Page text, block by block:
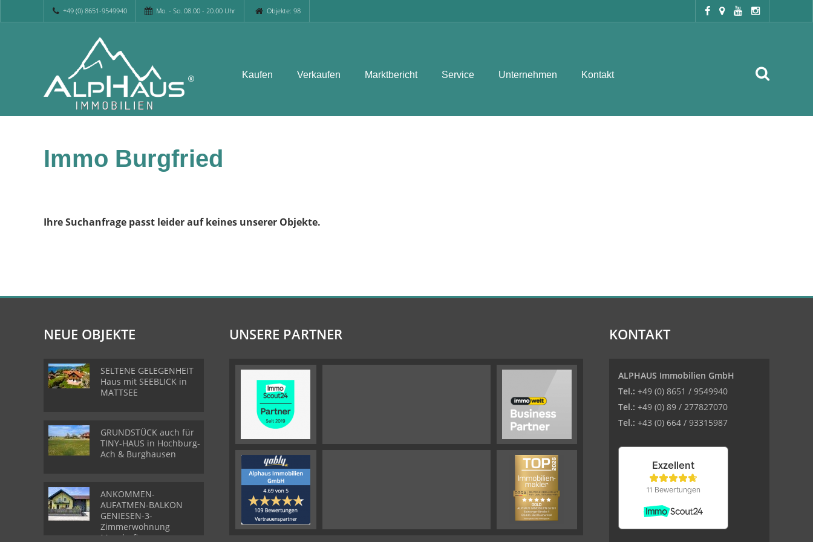
+49 (0) 8651-9549940 Mo. - So. 08.00 - 20.00 Uhr Objekte: 98
Kaufen Verkaufen Marktbericht Service Unternehmen Kontakt
Immo Burgfried
Ihre Suchanfrage passt leider auf keines unserer Objekte.
NEUE OBJEKTE
SELTENE GELEGENHEIT
Haus mit SEEBLICK in
MATTSEE
GRUNDSTÜCK auch für
TINY-HAUS in Hochburg-
Ach & Burghausen
ANKOMMEN-
AUFATMEN-BALKON
GENIESEN-3-
Zimmerwohnung
Munderfing
UNSERE PARTNER KONTAKT
ALPHAUS Immobilien GmbH
Tel.: +49 (0) 8651 / 9549940
Tel.: +49 (0) 89 / 277827070
Tel.: +43 (0) 664 / 93315987